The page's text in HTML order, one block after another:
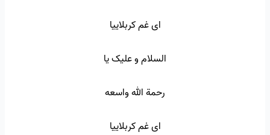
ای غم کربلاییا
السلام و علیک یا
رحمة الله واسعه
ای غم کربلاییا